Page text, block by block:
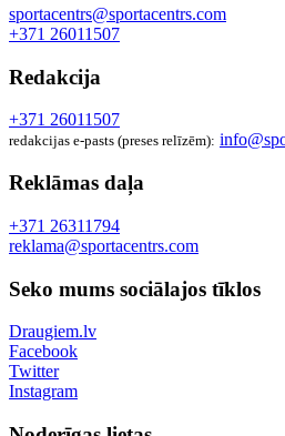
sportacentrs@sportacentrs.com
+371 26011507
Redakcija
+371 26011507
redakcijas e-pasts (preses relīzēm):
Reklāmas daļa
+371 26311794
reklama@sportacentrs.com
Seko mums sociālajos tīklos
Draugiem.lv
Facebook
Twitter
Instagram